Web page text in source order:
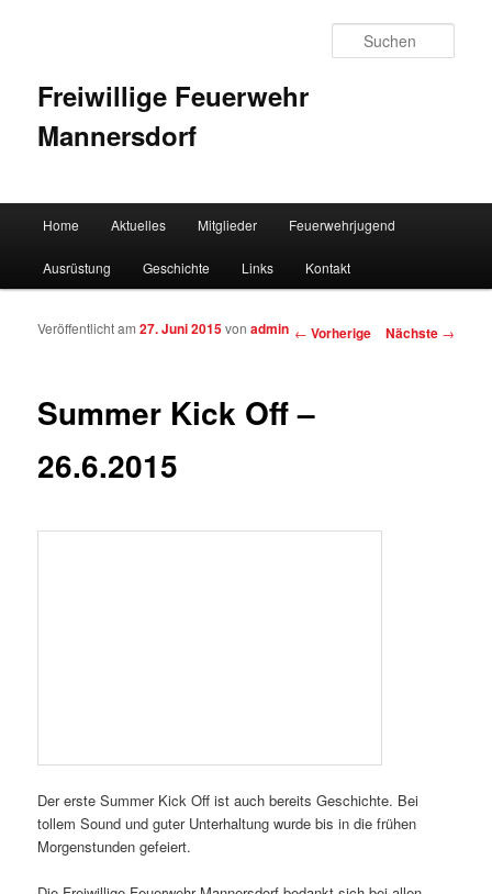
Freiwillige Feuerwehr
Mannersdorf
Zum Inhalt wechseln
Zum sekundären Inhalt wechseln
Home Aktuelles Mitglieder Feuerwehrjugend
Ausrüstung Geschichte Links Kontakt
Artikelnavigation
← Vorherige Nächste →
Summer Kick Off –
26.6.2015
Veröffentlicht am27. Juni 2015vonadmin
Der erste Summer Kick Off ist auch bereits Geschichte. Bei
tollem Sound und guter Unterhaltung wurde bis in die frühen
Morgenstunden gefeiert.